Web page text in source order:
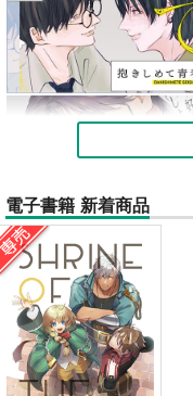
電子書籍 新着商品